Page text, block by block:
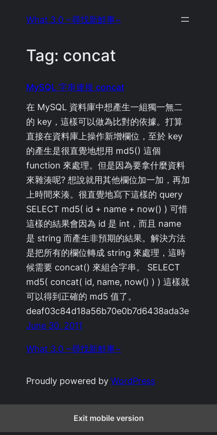
What 3.0 ~尋找新鮮事~
Tag: concat
MySQL 字串連接 concat
在 MySQL 資料庫中想產生一組獨一無二
的 key，這樣可以做為比對的依據。打算
直接在資料庫上操作新增欄位，至於 key
的產生是很直覺地想用 md5() 這個
function 來處理。但是因為要拿什麼資料
來雜湊呢? 想說就用其他欄位加一加，再加
上時間來湊。很直覺地寫下這樣的 query
SELECT md5( id + name + now() ) 可惜
這樣的結果會因為 id 是 int，而且 name
是 string 而產生非預期的結果。解決方法
是把所有的欄位轉成 string 來處理，這時
候需要 concat() 來組合字串。 SELECT
md5( concat( id, name, now() ) ) 這樣就
可以得到正確的 md5 值了。
deaf03c84d18a56b70e0b7d6438ada3e
June 30, 2011
What 3.0 ~尋找新鮮事~
Proudly powered byWordPress
Exit mobile version